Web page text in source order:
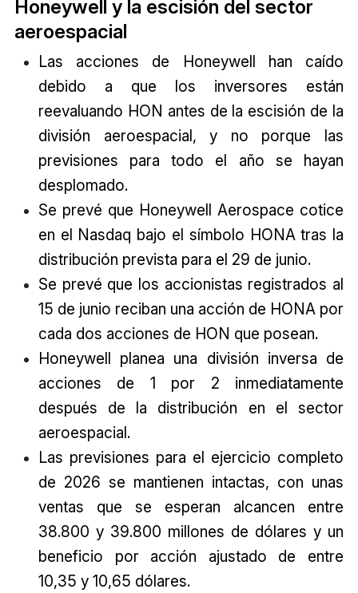
Honeywell y la escisión del sector
aeroespacial
Las acciones de Honeywell han caído
debido a que los inversores están
reevaluando HON antes de la escisión de la
división aeroespacial, y no porque las
previsiones para todo el año se hayan
desplomado.
Se prevé que Honeywell Aerospace cotice
en el Nasdaq bajo el símbolo HONA tras la
distribución prevista para el 29 de junio.
Se prevé que los accionistas registrados al
15 de junio reciban una acción de HONA por
cada dos acciones de HON que posean.
Honeywell planea una división inversa de
acciones de 1 por 2 inmediatamente
después de la distribución en el sector
aeroespacial.
Las previsiones para el ejercicio completo
de 2026 se mantienen intactas, con unas
ventas que se esperan alcancen entre
38.800 y 39.800 millones de dólares y un
beneficio por acción ajustado de entre
10,35 y 10,65 dólares.